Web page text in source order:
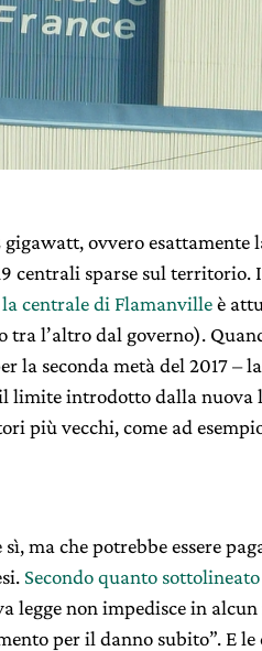
ovvero esattamente
centrali sparse sul territorio.
la centrale di Flamanvilleè
l’altro dal governo).
la seconda metà del 2017 –
limite introdotto dalla nuova
più vecchi, come ad
ma che potrebbe essere
Secondo quanto
legge non impedisce in
per il danno subito”. E